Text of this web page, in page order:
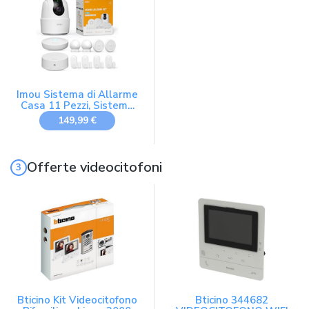
Garage, Ufficio, Lavora
con Alexa, Google
Imou Sistema di Allarme
Casa 11 Pezzi, Sistema
Antifurto Completo
149,99 €
Offerte videocitofoni
Bticino Kit Videocitofono
Bticino 344682